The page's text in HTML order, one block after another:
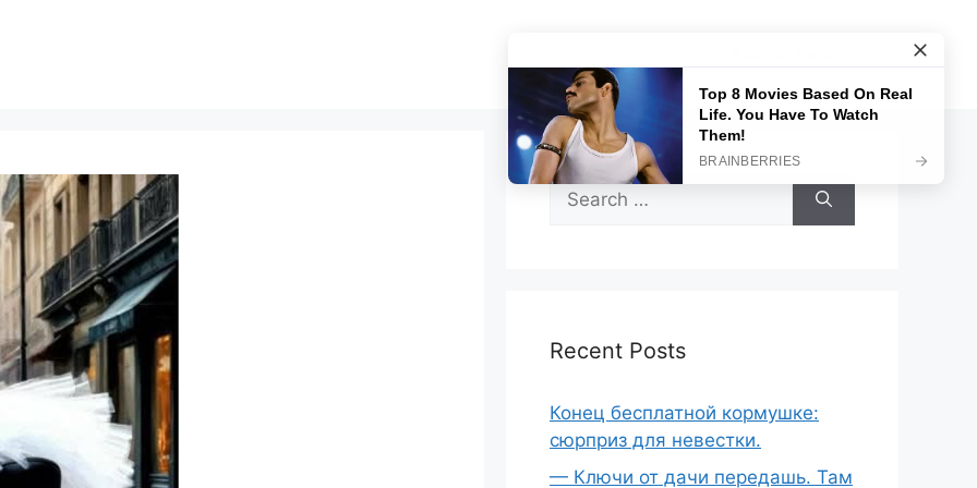
Search
for:
Recent Posts
Конец бесплатной кормушке:
сюрприз для невестки.
— Ключи от дачи передашь. Там